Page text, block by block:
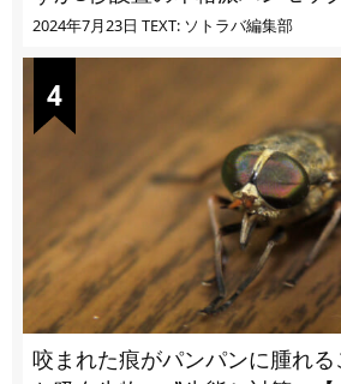
的過ぎる
2024年7月23日 TEXT: ソトラバ編集部
咬まれた痕がパンパンに腫れ